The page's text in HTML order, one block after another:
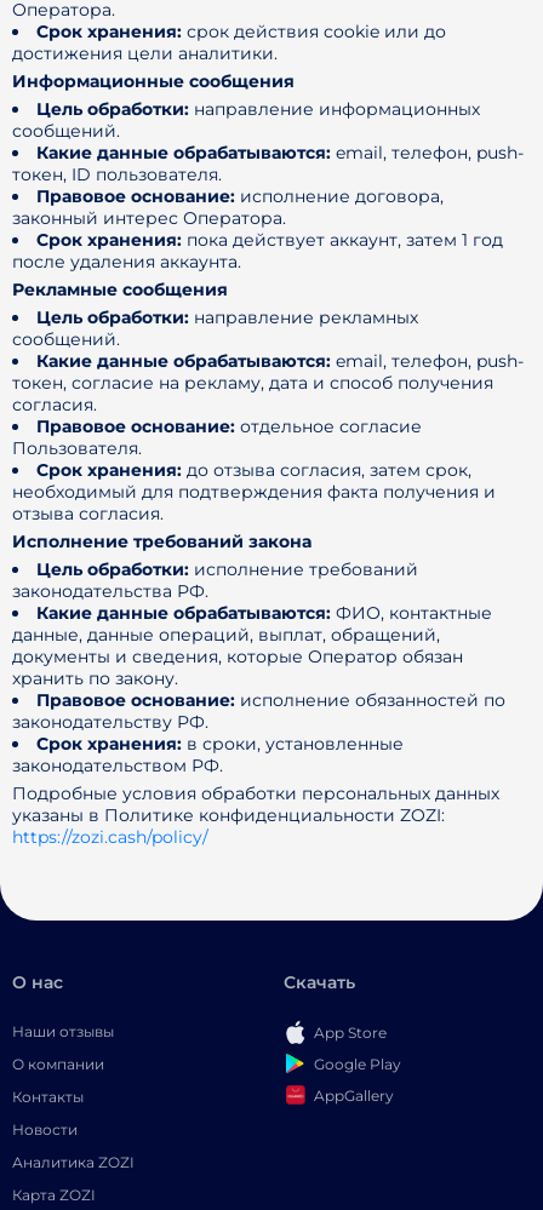
Оператора.
Срок хранения: срок действия cookie или до
достижения цели аналитики.
Информационные сообщения
Цель обработки: направление информационных
сообщений.
Какие данные обрабатываются: email, телефон, push-
токен, ID пользователя.
Правовое основание: исполнение договора,
законный интерес Оператора.
Срок хранения: пока действует аккаунт, затем 1 год
после удаления аккаунта.
Рекламные сообщения
Цель обработки: направление рекламных
сообщений.
Какие данные обрабатываются: email, телефон, push-
токен, согласие на рекламу, дата и способ получения
согласия.
Правовое основание: отдельное согласие
Пользователя.
Срок хранения: до отзыва согласия, затем срок,
необходимый для подтверждения факта получения и
отзыва согласия.
Исполнение требований закона
Цель обработки: исполнение требований
законодательства РФ.
Какие данные обрабатываются: ФИО, контактные
данные, данные операций, выплат, обращений,
документы и сведения, которые Оператор обязан
хранить по закону.
Правовое основание: исполнение обязанностей по
законодательству РФ.
Срок хранения: в сроки, установленные
законодательством РФ.
Подробные условия обработки персональных данных
указаны в Политике конфиденциальности ZOZI:
https://zozi.cash/policy/
О нас
Наши отзывы
О компании
Контакты
Новости
Аналитика ZOZI
Карта ZOZI
Скачать
App Store
Google Play
AppGallery